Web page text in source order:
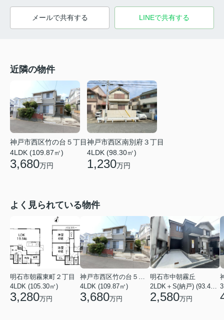
メールで共有する LINEで共有する
近隣の物件
神戸市西区竹の台５丁目
4LDK (109.87㎡)
3,680万円
神戸市西区南別府３丁目
4LDK (98.30㎡)
1,230万円
よく見られている物件
明石市朝霧東町２丁目
4LDK (105.30㎡)
3,280万円
神戸市西区竹の台５丁目
4LDK (109.87㎡)
3,680万円
明石市中朝霧丘
2LDK＋S(納戸) (93.42㎡)
2,580万円